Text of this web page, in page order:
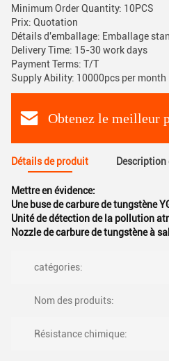
Minimum Order Quantity: 10PCS
Prix: Quotation
Détails d'emballage: Emballage
Delivery Time: 15-30 work days
Payment Terms: T/T
Supply Ability: 10000pcs per month
Obtenez le meilleur
Détails de produit
Mettre en évidence:
Une buse de carbure de tungstène
Unité de détection de la pollution
Nozzle de carbure de tungstène à
catégories:
Nom des produits:
Résistance chimique: